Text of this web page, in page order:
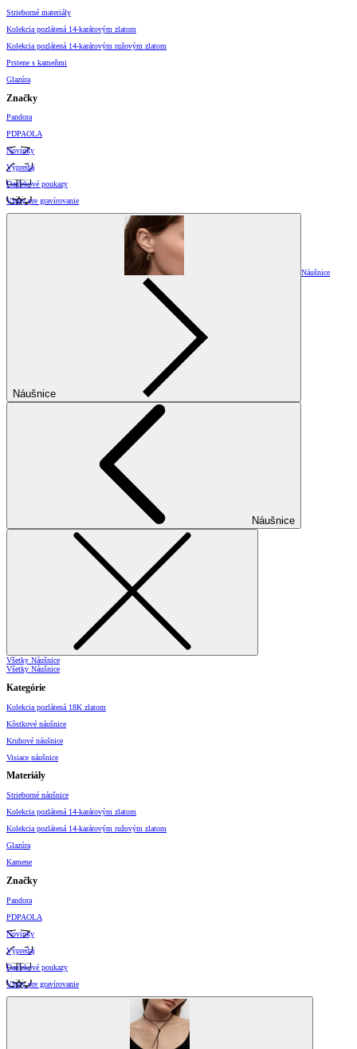
Strieborné materiály
Kolekcia pozlátená 14-karátovým zlatom
Kolekcia pozlátená 14-karátovým ružovým zlatom
Prstene s kameňmi
Glazúra
Značky
Pandora
PDPAOLA
Novinky
Výpredaj
Darčekové poukazy
Vzory pre gravírovanie
Náušnice
Náušnice
Náušnice
Všetky Náušnice
Všetky Náušnice
Kategórie
Kolekcia pozlátená 18K zlatom
Kôstkové náušnice
Kruhové náušnice
Visiace náušnice
Materiály
Strieborné náušnice
Kolekcia pozlátená 14-karátovým zlatom
Kolekcia pozlátená 14-karátovým ružovým zlatom
Glazúra
Kamene
Značky
Pandora
PDPAOLA
Novinky
Výpredaj
Darčekové poukazy
Vzory pre gravírovanie